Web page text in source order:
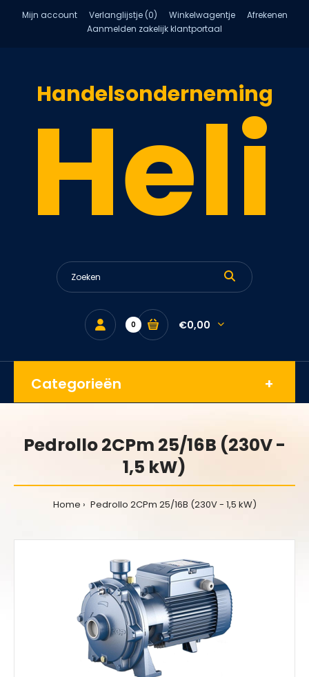
Mijn account Verlanglijstje (0) Winkelwagentje
Afrekenen
Aanmelden zakelijk klantportaal
Handelsonderneming
Heli
0 €0,00
Categorieën
Pedrollo 2CPm 25/16B (230V -
1,5 kW)
Home Pedrollo 2CPm 25/16B (230V - 1,5 kW)